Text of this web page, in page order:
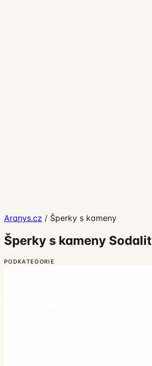
Aranys.cz / Šperky s kameny
Šperky s kameny Sodalit
PODKATEGORIE